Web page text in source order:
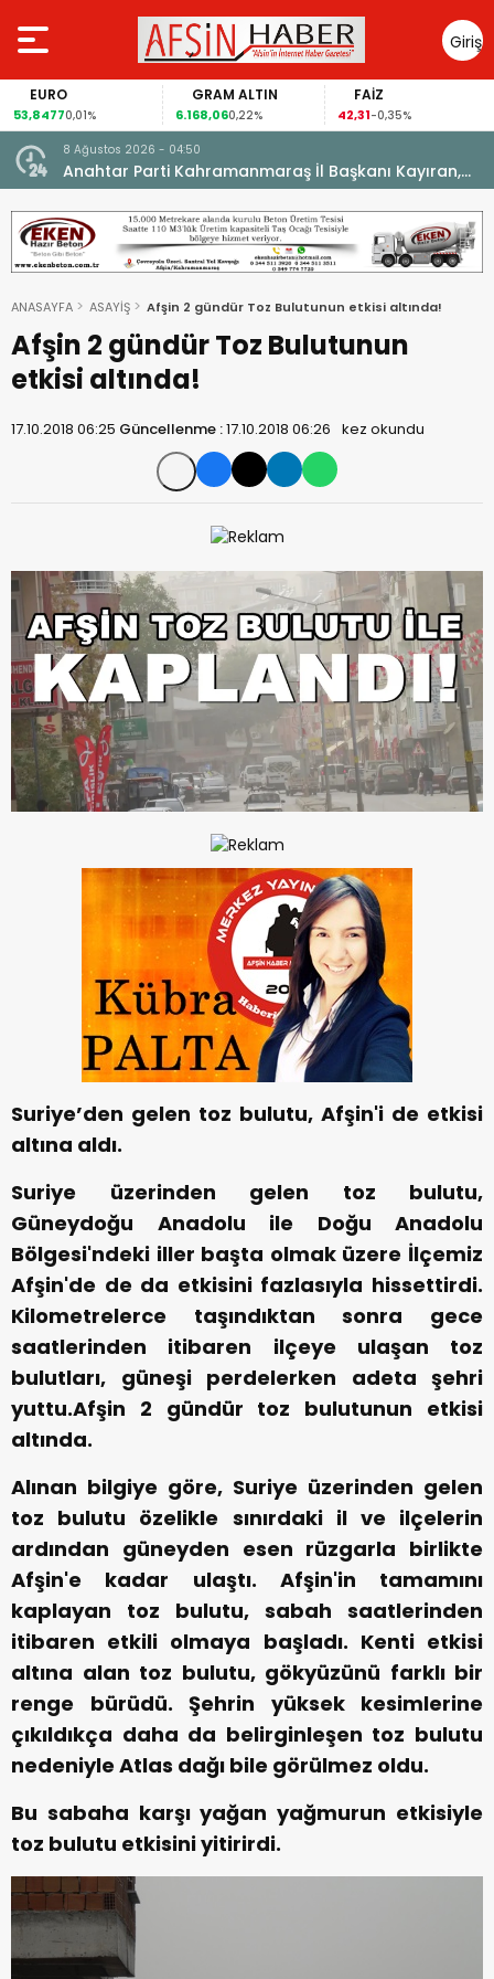
Giriş
Yap
EURO
53,84770,01%
GRAM ALTIN
6.168,060,22%
FAİZ
42,31-0,35%
8 Ağustos 2026 - 04:50
Anahtar Parti Kahramanmaraş İl Başkanı Kayıran,
Afşin Teşkilatı ile buluştu.
ANASAYFA ASAYİŞ Afşin 2 gündür Toz Bulutunun etkisi altında!
Afşin 2 gündür Toz Bulutunun
etkisi altında!
17.10.2018 06:25 Güncellenme :17.10.2018 06:26 kez okundu
Suriye’den gelen toz bulutu, Afşin'i de etkisi
altına aldı.
Suriye üzerinden gelen toz bulutu,
Güneydoğu Anadolu ile Doğu Anadolu
Bölgesi'ndeki iller başta olmak üzere İlçemiz
Afşin'de de da etkisini fazlasıyla hissettirdi.
Kilometrelerce taşındıktan sonra gece
saatlerinden itibaren ilçeye ulaşan toz
bulutları, güneşi perdelerken adeta şehri
yuttu.Afşin 2 gündür toz bulutunun etkisi
altında.
Alınan bilgiye göre, Suriye üzerinden gelen
toz bulutu özelikle sınırdaki il ve ilçelerin
ardından güneyden esen rüzgarla birlikte
Afşin'e kadar ulaştı. Afşin'in tamamını
kaplayan toz bulutu, sabah saatlerinden
itibaren etkili olmaya başladı. Kenti etkisi
altına alan toz bulutu, gökyüzünü farklı bir
renge bürüdü. Şehrin yüksek kesimlerine
çıkıldıkça daha da belirginleşen toz bulutu
nedeniyle Atlas dağı bile görülmez oldu.
Bu sabaha karşı yağan yağmurun etkisiyle
toz bulutu etkisini yitirirdi.